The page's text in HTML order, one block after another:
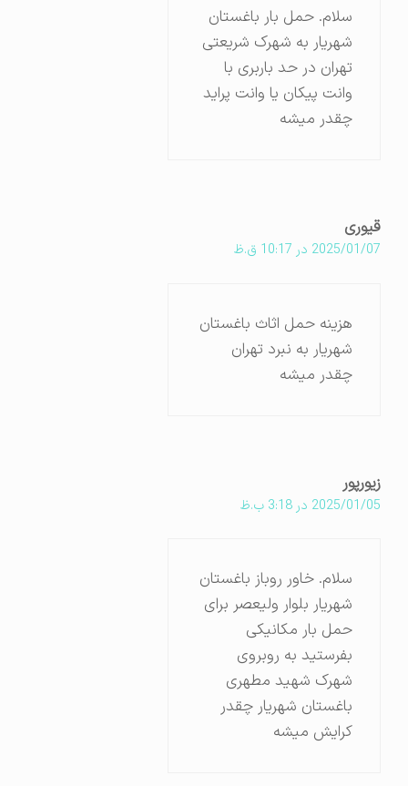
سلام. حمل بار باغستان
شهریار به شهرک شریعتی
تهران در حد باربری با
وانت پیکان یا وانت پراید
چقدر میشه
قیوری
2025/01/07 در 10:17 ق.ظ
هزینه حمل اثاث باغستان
شهریار به نبرد تهران
چقدر میشه
زیورپور
2025/01/05 در 3:18 ب.ظ
سلام. خاور روباز باغستان
شهریار بلوار ولیعصر برای
حمل بار مکانیکی
بفرستید به روبروی
شهرک شهید مطهری
باغستان شهریار چقدر
کرایش میشه